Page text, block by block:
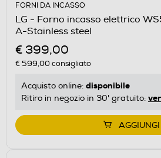
FORNI DA INCASSO
LG - Forno incasso elettrico
A-Stainless steel
€ 399,00
€ 599,00consigliato
Acquisto online: disponibile
Ritiro in negozio in 30' gratuito:
AGGIUNGI